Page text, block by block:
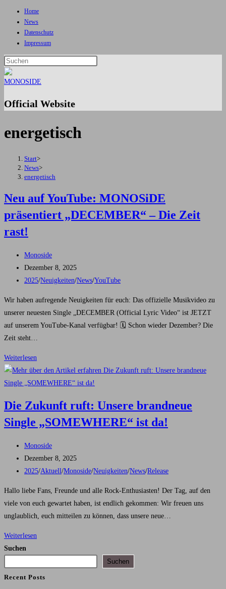
Inhalt
springen
Home
News
Datenschutz
Impressum
the
Official Website
energetisch
Start>
News>
energetisch
Neu auf YouTube: MONOSiDE
präsentiert „DECEMBER“ – Die Zeit
rast!
Beitrags-
Autor:
Monoside
Beitrag
veröffentlicht:
Dezember 8, 2025
Beitrags-
2025/Neuigkeiten/News/YouTube
Wir haben aufregende Neuigkeiten für euch: Das offizielle Musikvideo zu
unserer neuesten Single „DECEMBER (Official Lyric Video“ ist JETZT
auf unserem YouTube-Kanal verfügbar! 🗓️ Schon wieder Dezember? Die
Zeit steht…
Weiterlesen
auf
YouTube:
präsentiert
„DECEMBER“
Die
Zeit
rast!
Die Zukunft ruft: Unsere brandneue
Single „SOMEWHERE“ ist da!
Beitrags-
Autor:
Monoside
Beitrag
veröffentlicht:
Dezember 8, 2025
Beitrags-
2025/Aktuell/Monoside/Neuigkeiten/News/Release
Hallo liebe Fans, Freunde und alle Rock-Enthusiasten! Der Tag, auf den
viele von euch gewartet haben, ist endlich gekommen: Wir freuen uns
unglaublich, euch mitteilen zu können, dass unsere neue…
Weiterlesen
Suchen
Suchen
Recent Posts